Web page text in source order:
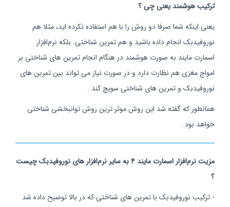
ترکیب هوشمند یعنی چی ؟
یعنی اینکه شما صرفا دو روش را با هم استفاده نکرده اید، مثلا هم
نوروفیدبک انجام داده باشید و هم تمرین شناختی. بلکه نرم‌افزار
اسمارت مایند به صورت هوشمند در هنگام انجام تمرین های شناختی بر
امواج مغزی هم نظارت دارد و در صورت نیاز می تواند بین تمرین های
نوروفیدبک و تمرین های شناختی سویچ کند .
همانطور که گفته شد این روش موثر ترین روش توانبخشی شناختی
خواهد بود .
مزیت نرم‌افزار اسمارت مایند ۴ به سایر نرم‌افزار های نوروفیدبک چیست
؟
- ترکیب نوروفیدبک با تمرین های شناختی که در بالا توضیح داده شد